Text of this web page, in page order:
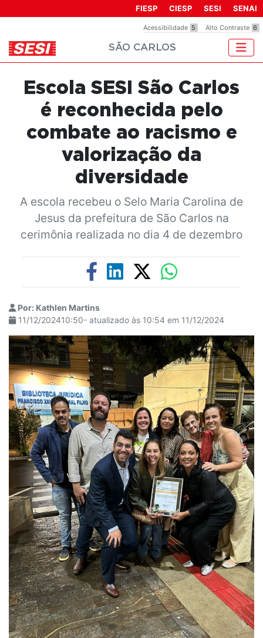
Acessibilidade 5 Alto Contraste 6
FIESP CIESP SESI SENAI
SÃO CARLOS
Escola SESI São Carlos
é reconhecida pelo
combate ao racismo e
valorização da
diversidade
A escola recebeu o Selo Maria Carolina de
Jesus da prefeitura de São Carlos na
cerimônia realizada no dia 4 de dezembro
Por: Kathlen Martins
11/12/202410:50- atualizado às 10:54 em 11/12/2024